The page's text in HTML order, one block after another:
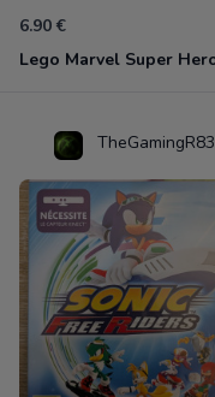
6.90 €
TheGamingR83